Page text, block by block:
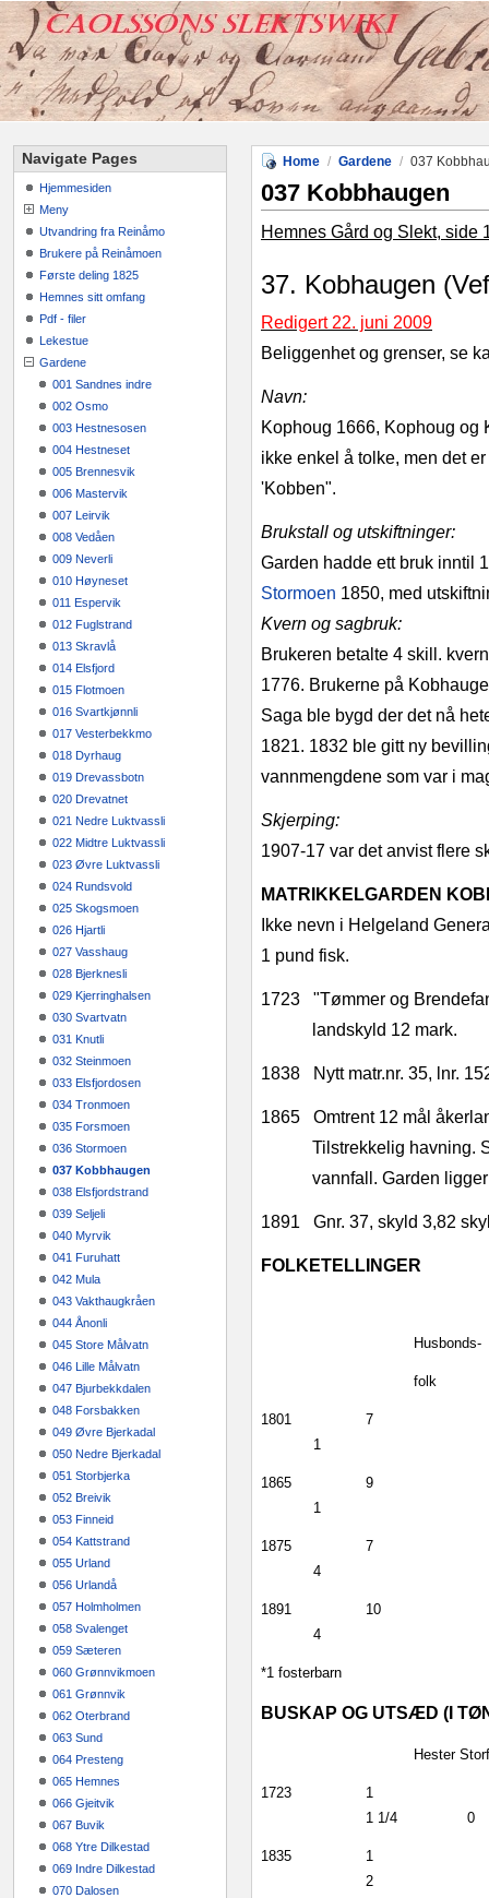
Navigate Pages
Hjemmesiden
Meny
Utvandring fra Reinåmo
Brukere på Reinåmoen
Første deling 1825
Hemnes sitt omfang
Pdf - filer
Lekestue
Gardene
001 Sandnes indre
002 Osmo
003 Hestnesosen
004 Hestneset
005 Brennesvik
006 Mastervik
007 Leirvik
008 Vedåen
009 Neverli
010 Høyneset
011 Espervik
012 Fuglstrand
013 Skravlå
014 Elsfjord
015 Flotmoen
016 Svartkjønnli
017 Vesterbekkmo
018 Dyrhaug
019 Drevassbotn
020 Drevatnet
021 Nedre Luktvassli
022 Midtre Luktvassli
023 Øvre Luktvassli
024 Rundsvold
025 Skogsmoen
026 Hjartli
027 Vasshaug
028 Bjerknesli
029 Kjerringhalsen
030 Svartvatn
031 Knutli
032 Steinmoen
033 Elsfjordosen
034 Tronmoen
035 Forsmoen
036 Stormoen
037 Kobbhaugen
038 Elsfjordstrand
039 Seljeli
040 Myrvik
041 Furuhatt
042 Mula
043 Vakthaugkråen
044 Ånonli
045 Store Målvatn
046 Lille Målvatn
047 Bjurbekkdalen
048 Forsbakken
049 Øvre Bjerkadal
050 Nedre Bjerkadal
051 Storbjerka
052 Breivik
053 Finneid
054 Kattstrand
055 Urland
056 Urlandå
057 Holmholmen
058 Svalenget
059 Sæteren
060 Grønnvikmoen
061 Grønnvik
062 Oterbrand
063 Sund
064 Presteng
065 Hemnes
066 Gjeitvik
067 Buvik
068 Ytre Dilkestad
069 Indre Dilkestad
070 Dalosen
Home / Gardene / 037
037 Kobbhaugen
Hemnes Gård og Slekt, side
37. Kobhaugen
Redigert 22. juni 2009
Beliggenhet og grenser, se
Navn:
Kophoug 1666, Kophoug og
ikke enkel å tolke, men det
'Kobben".
Brukstall og utskiftninger:
Garden hadde ett bruk inntil
Stormoen 1850, med
Kvern og sagbruk:
Brukeren betalte 4 skill.
1776. Brukerne på
Saga ble bygd der det nå
1821. 1832 ble gitt ny
vannmengdene som var i
Skjerping:
1907‑17 var det anvist flere
MATRIKKELGARDEN
Ikke nevn i Helgeland
1 pund fisk.
1723
"Tømmer og
landskyld 12 mark.
1838 Nytt matr.nr. 35, lnr.
1865
Omtrent 12 mål
Tilstrekkelig havning.
vannfall. Garden
1891 Gnr. 37, skyld 3,82
FOLKETELLINGER
Husbonds‑
folk
1801
7
1
1865
9
1
1875
7
4
1891
10
4
*1 fosterbarn
BUSKAP OG UTSÆD (I
Hester
1723
1
1 1/4
0
1835
1
2